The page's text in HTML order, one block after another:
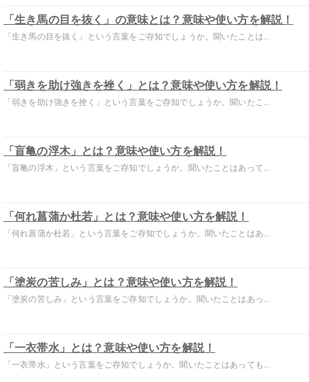
「生き馬の目を抜く」の意味とは？意味や使い方を解説！
「生き馬の目を抜く」という言葉をご存知でしょうか。聞いたことは...
「弱きを助け強きを挫く」とは？意味や使い方を解説！
「弱きを助け強きを挫く」という言葉をご存知でしょうか。聞いたこ...
「盲亀の浮木」とは？意味や使い方を解説！
「盲亀の浮木」という言葉をご存知でしょうか。聞いたことはあって...
「何れ菖蒲か杜若」とは？意味や使い方を解説！
「何れ菖蒲か杜若」という言葉をご存知でしょうか。聞いたことはあ...
「塗炭の苦しみ」とは？意味や使い方を解説！
「塗炭の苦しみ」という言葉をご存知でしょうか。聞いたことはあっ...
「一衣帯水」とは？意味や使い方を解説！
「一衣帯水」という言葉をご存知でしょうか。聞いたことはあっても...